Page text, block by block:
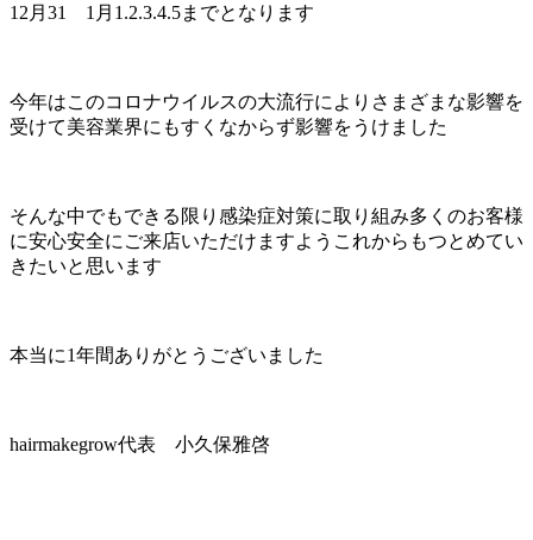
12月31 1月1.2.3.4.5までとなります
今年はこのコロナウイルスの大流行によりさまざまな影響を
受けて美容業界にもすくなからず影響をうけました
そんな中でもできる限り感染症対策に取り組み多くのお客様
に安心安全にご来店いただけますようこれからもつとめてい
きたいと思います
本当に1年間ありがとうございました
hairmakegrow代表 小久保雅啓